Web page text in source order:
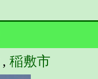
, 稲敷市